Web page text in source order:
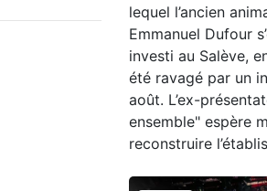
lequel l’ancien
Emmanuel Dufour
investi au Salève,
été ravagé par un
août. L’ex-
ensemble" espère
reconstruire